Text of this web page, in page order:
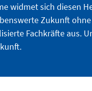
widmet sich diesen
Zukunft
Fachkräfte aus.